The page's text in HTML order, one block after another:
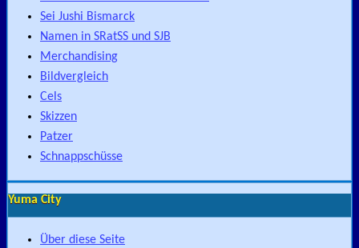
Sei Jushi Bismarck
Namen in SRatSS und SJB
Merchandising
Bildvergleich
Cels
Skizzen
Patzer
Schnappschüsse
Yuma City
Über diese Seite